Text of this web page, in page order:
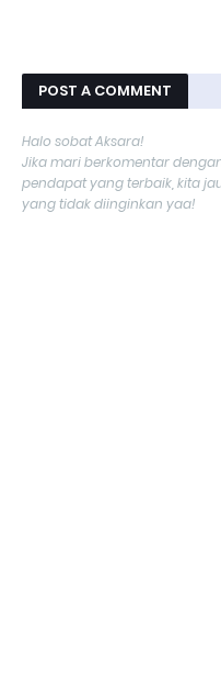
POST A COMMENT
Halo sobat Aksara!
Jika mari berkomentar
pendapat yang terbaik, kita
yang tidak diinginkan yaa!